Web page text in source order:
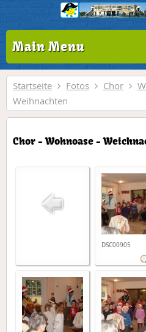
Main Menu
Startseite Fotos Chor
Weihnachten
Chor - Wohnoase -
DSC00905